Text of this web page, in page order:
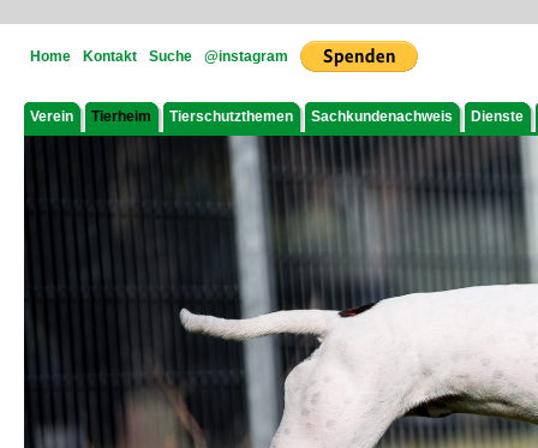
Home Kontakt Suche @instagram
Verein Tierheim Tierschutzthemen Sachkundenachweis Dienste